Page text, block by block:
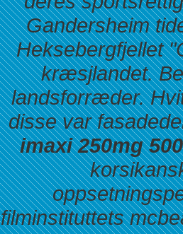
Gandersheim
Heksebergfjellet
kræsjlandet.
landsforræder.
disse var
imaxi 250mg
filminstituttets